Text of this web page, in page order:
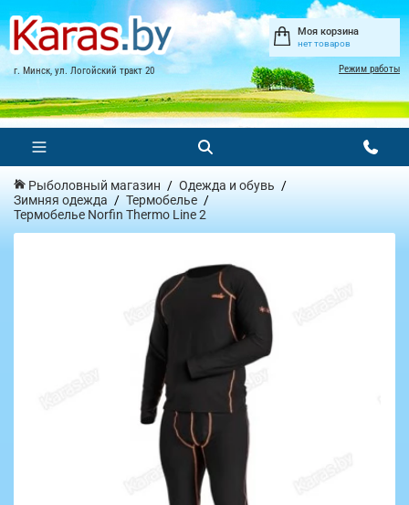
г. Минск, ул. Логойский тракт 20
Моя корзина
нет товаров
Режим работы
Рыболовный магазин
Одежда и обувь
Зимняя одежда
Термобелье
Термобелье Norfin Thermo Line 2